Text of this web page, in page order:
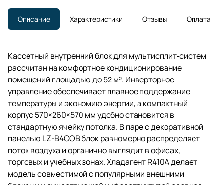
Описание Характеристики Отзывы Оплата
Кассетный внутренний блок для мультисплит‑систем
рассчитан на комфортное кондиционирование
помещений площадью до 52 м². Инверторное
управление обеспечивает плавное поддержание
температуры и экономию энергии, а компактный
корпус 570×260×570 мм удобно становится в
стандартную ячейку потолка. В паре с декоративной
панелью LZ-B4COB блок равномерно распределяет
поток воздуха и органично выглядит в офисах,
торговых и учебных зонах. Хладагент R410A делает
модель совместимой с популярными внешними